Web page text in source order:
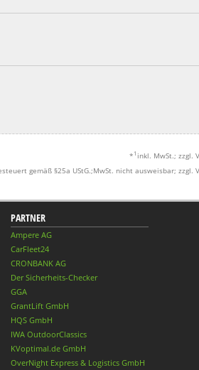
* 1 inkl. MwSt.; zzgl.
gemäß §25a UStG.;MwSt. nicht ausweisbar; zzgl.
PARTNER
Ampere AG
CarFleet24
CRONBANK AG
Der Sicherheits-Checker
GGA
GrantLift GmbH
HQS GmbH
IWA OutdoorClassics
KVoptimal.de GmbH
OverNight Express & Logistics GmbH